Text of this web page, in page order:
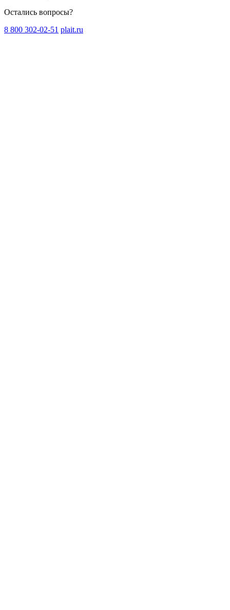
Остались вопросы?
8 800 302-02-51 plait.ru